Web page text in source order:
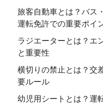
旅客自動車とは？バス
運転免許での重要ポイ
ラジエーターとは？エ
と重要性
横切りの禁止とは？交
要ルール
幼児用シートとは？運